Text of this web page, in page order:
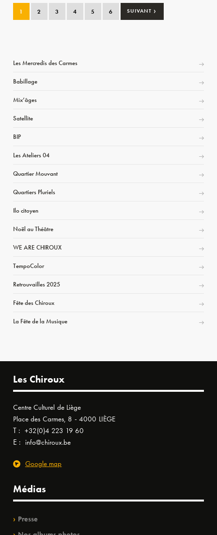
1 2 3 4 5 6 SUIVANT ›
Les Mercredis des Carmes
Babillage
Mix’âges
Satellite
BIP
Les Ateliers 04
Quartier Mouvant
Quartiers Pluriels
Ilo citoyen
Noël au Théâtre
WE ARE CHIROUX
TempoColor
Retrouvailles 2025
Fête des Chiroux
La Fête de la Musique
Les Chiroux
Centre Culturel de Liège
Place des Carmes, 8 - 4000 LIÈGE
T : +32(0)4 223 19 60
E : info@chiroux.be
Google map
Médias
Presse